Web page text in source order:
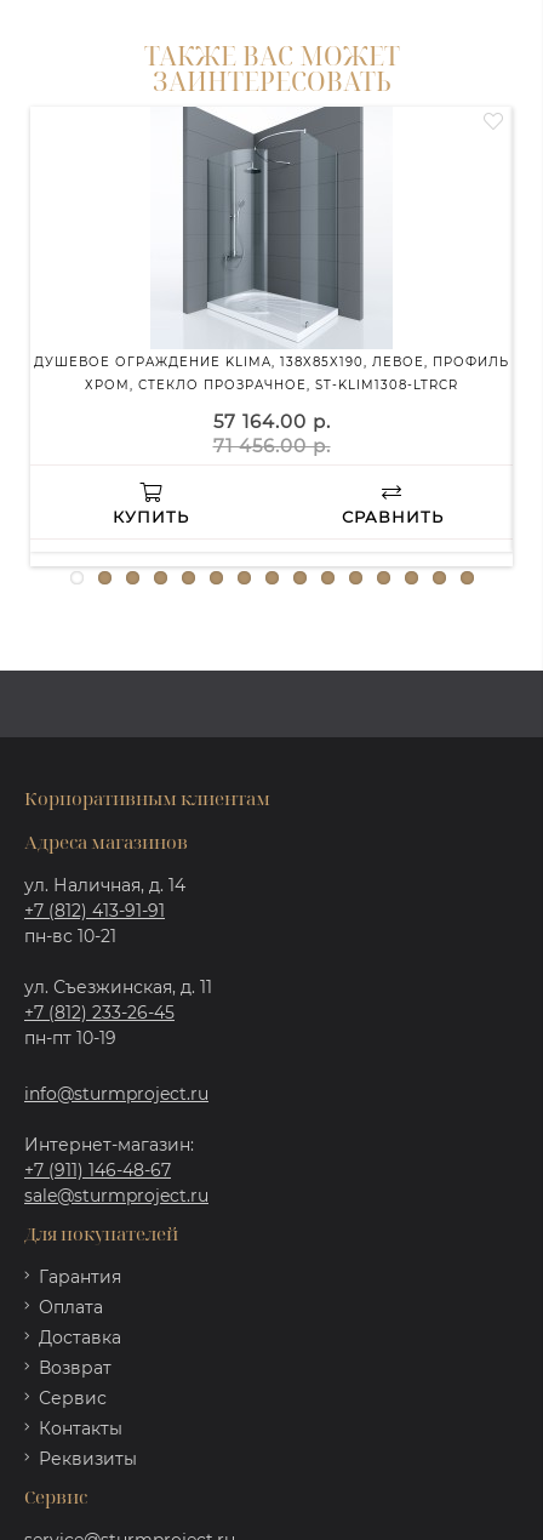
ТАКЖЕ ВАС МОЖЕТ
ЗАИНТЕРЕСОВАТЬ
ДУШЕВОЕ ОГРАЖДЕНИЕ KLIMA, 138X85X190, ЛЕВОЕ, ПРОФИЛЬ
ХРОМ, СТЕКЛО ПРОЗРАЧНОЕ, ST-KLIM1308-LTRCR
57 164.00 р.
71 456.00 р.
КУПИТЬ СРАВНИТЬ
Корпоративным клиентам
Адреса магазинов
ул. Наличная, д. 14
+7 (812) 413-91-91
пн-вс 10-21
ул. Съезжинская, д. 11
+7 (812) 233-26-45
пн-пт 10-19
info@sturmproject.ru
Интернет-магазин:
+7 (911) 146-48-67
sale@sturmproject.ru
Для покупателей
Гарантия
Оплата
Доставка
Возврат
Сервис
Контакты
Реквизиты
Сервис